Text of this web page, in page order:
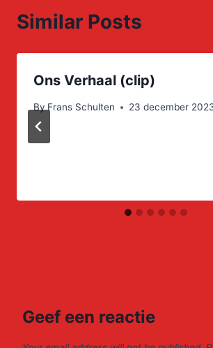
Similar Posts
Ons Verhaal (clip)
ByFrans Schulten 23 december
Geef een reactie